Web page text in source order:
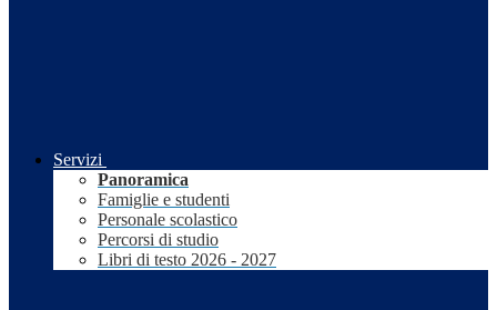
Servizi
Panoramica
Famiglie e studenti
Personale scolastico
Percorsi di studio
Libri di testo 2026 - 2027